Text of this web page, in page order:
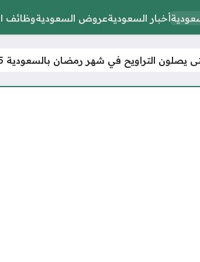
أخبار السعوديةعروض السعوديةوظائف
يصلون التراويح في شهر رمضان بالسعودية 2025 – 1446